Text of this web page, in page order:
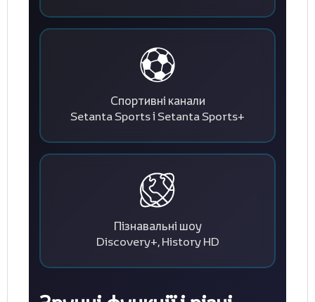
Спортивні канали
Setanta Sports і Setanta Sports+
Пізнавальні шоу
Discovery+, History HD